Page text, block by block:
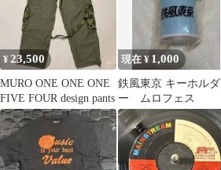
¥23,500
MURO ONE ONE ONE
FIVE FOUR design pants
現在 ¥ 1,000
鉄風東京 キーホルダ
ー ムロフェス